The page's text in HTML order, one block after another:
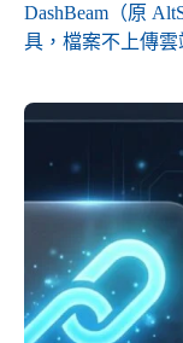
DashBeam（原
具，檔案不上傳